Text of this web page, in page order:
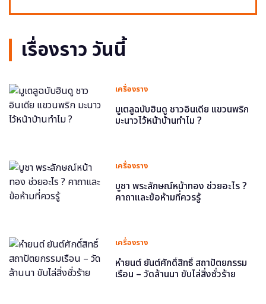
เรื่องราว วันนี้
เครื่องราง
มูเตลูฉบับฮินดู ชาวอินเดีย แขวนพริก
มะนาวไว้หน้าบ้านทำไม ?
เครื่องราง
บูชา พระลักษณ์หน้าทอง ช่วยอะไร ?
คาถาและข้อห้ามที่ควรรู้
เครื่องราง
หำยนต์ ยันต์ศักดิ์สิทธิ์ สถาปัตยกรรม
เรือน – วัดล้านนา ขับไล่สิ่งชั่วร้าย